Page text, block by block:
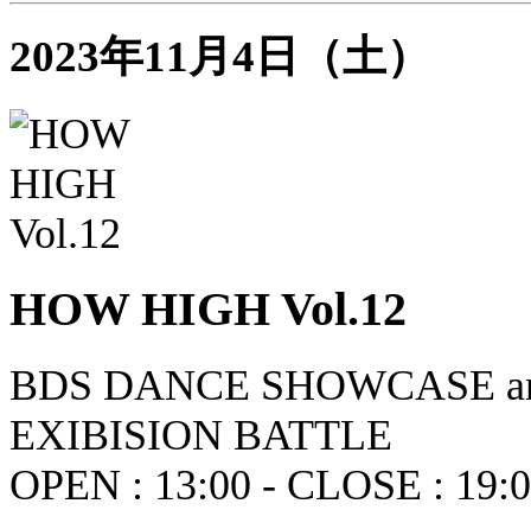
2023年11月4日（土）
HOW HIGH Vol.12
BDS DANCE SHOWCASE
EXIBISION BATTLE
OPEN : 13:00 - CLOSE :